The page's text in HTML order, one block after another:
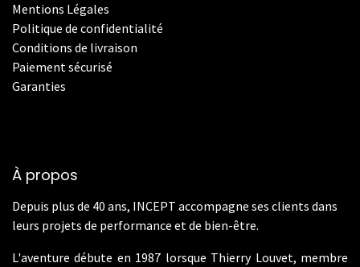
Mentions Légales
Politique de confidentialité
Conditions de livraison
Paiement sécurisé
Garanties
À propos
Depuis plus de 40 ans, INCEPT accompagne ses clients dans
leurs projets de performance et de bien-être.
L'aventure débute en 1987 lorsque Thierry Louvet, membre